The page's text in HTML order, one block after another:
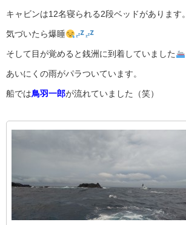
キャビンは12名寝られる2段ベッドがあります。
気づいたら爆睡
そして目が覚めると銭洲に到着していました
あいにくの雨がパラついています。
船では鳥羽一郎が流れていました（笑）